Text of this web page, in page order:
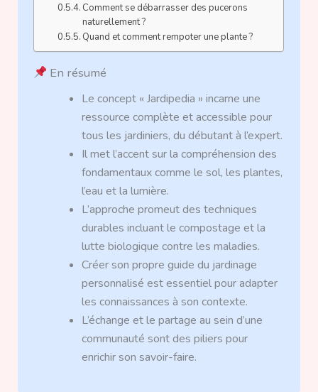
Comment se débarrasser des pucerons
naturellement ?
Quand et comment rempoter une plante ?
En résumé
Le concept « Jardipedia » incarne une
ressource complète et accessible pour
tous les jardiniers, du débutant à l’expert.
Il met l’accent sur la compréhension des
fondamentaux comme le sol, les plantes,
l’eau et la lumière.
L’approche promeut des techniques
durables incluant le compostage et la
lutte biologique contre les maladies.
Créer son propre guide du jardinage
personnalisé est essentiel pour adapter
les connaissances à son contexte.
L’échange et le partage au sein d’une
communauté sont des piliers pour
enrichir son savoir-faire.